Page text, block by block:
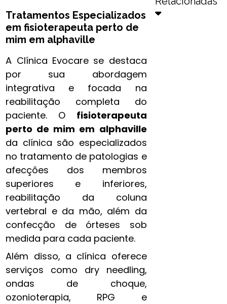
Tratamentos Especializados
emfisioterapeuta perto de
mim​ em alphaville
A Clínica Evocare se destaca
por sua abordagem
integrativa e focada na
reabilitação completa do
paciente. O fisioterapeuta
perto de mim​ em alphaville
da clínica são especializados
no tratamento de patologias e
afecções dos membros
superiores e inferiores,
reabilitação da coluna
vertebral e da mão, além da
confecção de órteses sob
medida para cada paciente.
Além disso, a clínica oferece
serviços como dry needling,
ondas de choque,
ozonioterapia, RPG e